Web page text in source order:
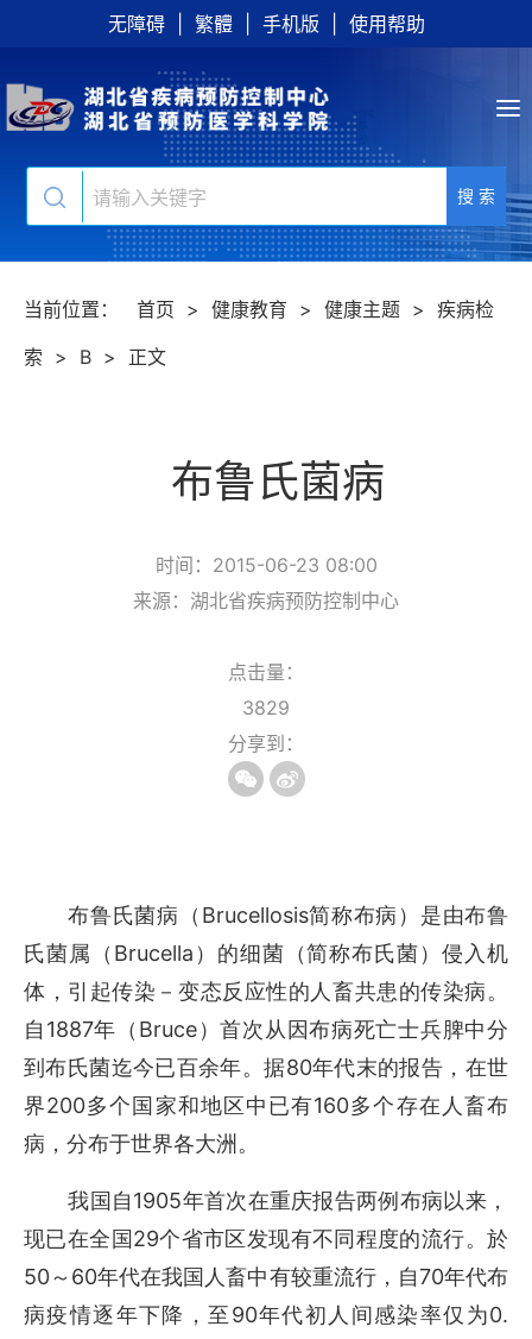
无障碍 繁體 手机版 使用帮助
搜 索
当前位置： 首页 > 健康教育 > 健康主题 > 疾病检
索 > B > 正文
布鲁氏菌病
时间：2015-06-23 08:00
来源：湖北省疾病预防控制中心
点击量：
3829
分享到：
布鲁氏菌病（ Brucellosis简称布病）是由布鲁
氏菌属（ Brucella ）的细菌（简称布氏菌）侵入机
体，引起传染－变态反应性的人畜共患的传染病。
自 1887年（ Bruce）首次从因布病死亡士兵脾中分
到布氏菌迄今已百余年。据80年代末的报告，在世
界200多个国家和地区中已有160多个存在人畜布
病，分布于世界各大洲。
我国自 1905年首次在重庆报告两例布病以来，
现已在全国 29个省市区发现有不同程度的流行。於
50～ 60年代在我国人畜中有较重流行，自70年代布
病疫情逐年下降，至 90年代初人间感染率仅为0.